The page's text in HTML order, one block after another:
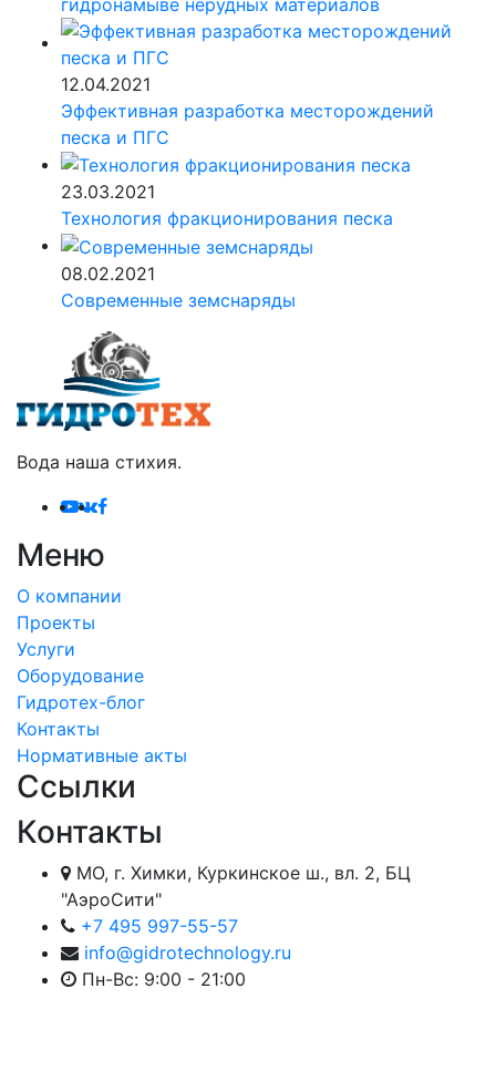
12.04.2021
Эффективная разработка месторождений
песка и ПГС
23.03.2021
Технология фракционирования песка
08.02.2021
Современные земснаряды
Вода наша стихия.
Меню
О компании
Проекты
Услуги
Оборудование
Гидротех-блог
Контакты
Нормативные акты
Ссылки
Контакты
МО, г. Химки, Куркинское ш., вл. 2, БЦ
"АэроСити"
+7 495 997-55-57
info@gidrotechnology.ru
Пн-Вс: 9:00 - 21:00